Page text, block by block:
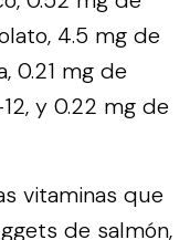
4.5 mg de
0.21 mg de
y 0.22 mg de
vitaminas que
de salmón,